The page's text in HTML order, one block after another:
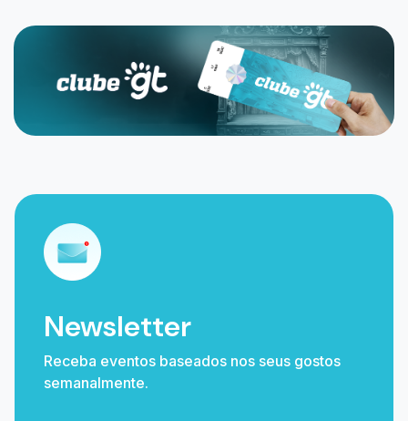
Newsletter
Receba eventos baseados nos seus gostos
semanalmente.